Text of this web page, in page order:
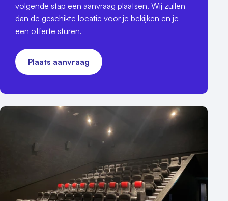
volgende stap een aanvraag plaatsen. Wij zullen
dan de geschikte locatie voor je bekijken en je
een offerte sturen.
Plaats aanvraag